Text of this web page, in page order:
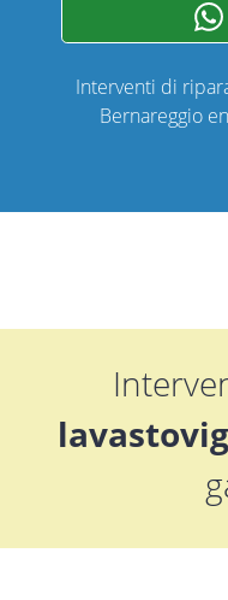
Interventi di
Bernareggio